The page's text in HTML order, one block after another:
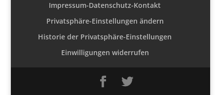
Impressum-Datenschutz-Kontakt
Privatsphäre-Einstellungen ändern
Historie der Privatsphäre-Einstellungen
Einwilligungen widerrufen